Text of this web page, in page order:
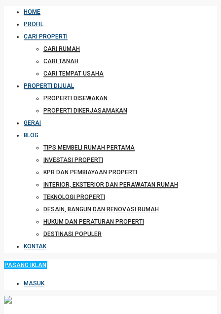
HOME
PROFIL
CARI PROPERTI
CARI RUMAH
CARI TANAH
CARI TEMPAT USAHA
PROPERTI DIJUAL
PROPERTI DISEWAKAN
PROPERTI DIKERJASAMAKAN
GERAI
BLOG
TIPS MEMBELI RUMAH PERTAMA
INVESTASI PROPERTI
KPR DAN PEMBIAYAAN PROPERTI
INTERIOR, EKSTERIOR DAN PERAWATAN RUMAH
TEKNOLOGI PROPERTI
DESAIN, BANGUN DAN RENOVASI RUMAH
HUKUM DAN PERATURAN PROPERTI
DESTINASI POPULER
KONTAK
PASANG IKLAN
MASUK